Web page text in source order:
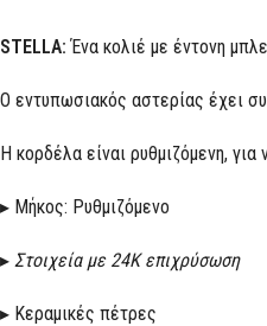
STELLA: Ένα κολιέ με έντονη
Ο εντυπωσιακός αστερίας έχει
Η κορδέλα είναι ρυθμιζόμενη,
▸ Μήκος: Ρυθμιζόμενο
▸ Στοιχεία με 24Κ επιχρύσωση
▸ Κεραμικές πέτρες